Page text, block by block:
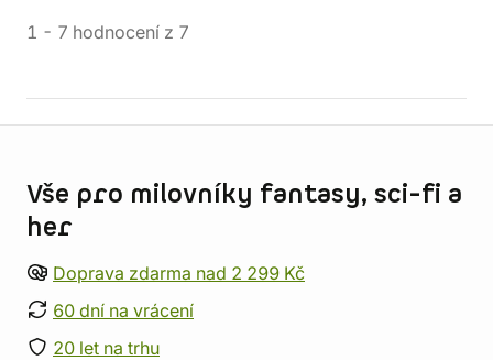
1 - 7 hodnocení z 7
Vše pro milovníky fantasy, sci-fi a
her
Doprava zdarma nad 2 299 Kč
60 dní na vrácení
20 let na trhu